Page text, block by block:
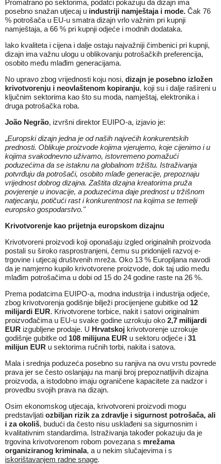
Promatrano po sektorima, podatci pokazuju da dizajn ima
posebno snažan utjecaj u industriji namještaja i mode. Čak 76
% potrošača u EU-u smatra dizajn vrlo važnim pri kupnji
namještaja, a 66 % pri kupnji odjeće i modnih dodataka.
Iako kvaliteta i cijena i dalje ostaju najvažniji čimbenici pri kupnji,
dizajn ima važnu ulogu u oblikovanju potrošačkih preferencija,
osobito među mlađim generacijama.
No upravo zbog vrijednosti koju nosi, dizajn je posebno izložen
krivotvorenju i neovlaštenom kopiranju, koji su i dalje rašireni u
ključnim sektorima kao što su moda, namještaj, elektronika i
druga potrošačka roba.
João Negrão, izvršni direktor EUIPO-a, izjavio je:
„Europski dizajn jedna je od naših najvećih konkurentskih
prednosti. Oblikuje proizvode kojima vjerujemo, koje cijenimo i u
kojima svakodnevno uživamo, istovremeno pomažući
poduzećima da se istaknu na globalnom tržištu. Istraživanja
potvrđuju da potrošači, osobito mlađe generacije, prepoznaju
vrijednost dobrog dizajna. Zaštita dizajna kreatorima pruža
povjerenje u inovacije, a poduzećima daje prednost u tržišnom
natjecanju, potičući rast i konkurentnost na kojima se temelji
europsko gospodarstvo."
Krivotvorenje kao prijetnja europskom dizajnu
Krivotvoreni proizvodi koji oponašaju izgled originalnih proizvoda
postali su široko rasprostranjeni, čemu su pridonijeli razvoj e-
trgovine i utjecaj društvenih mreža. Oko 13 % Europljana navodi
da je namjerno kupilo krivotvorene proizvode, dok taj udio među
mlađim potrošačima u dobi od 15 do 24 godine raste na 26 %.
Prema podatcima EUIPO-a, modna industrija i industrija odjeće,
zbog krivotvorenja godišnje bilježi procijenjene gubitke od 12
milijardi EUR. Krivotvorene torbice, nakit i satovi originalnim
proizvođačima u EU-u svake godine uzrokuju oko 2,7 milijardi
EUR izgubljene prodaje. U Hrvatskoj krivotvorenje uzrokuje
godišnje gubitke od 108 milijuna EUR u sektoru odjeće i 31
milijun EUR u sektorima ručnih torbi, nakita i satova.
Mala i srednja poduzeća posebno su ranjiva na ovu vrstu povrede
prava jer se često oslanjaju na manji broj prepoznatljivih dizajna
proizvoda, a istodobno imaju ograničene kapacitete za nadzor i
provedbu svojih prava na dizajn.
Osim ekonomskog utjecaja, krivotvoreni proizvodi mogu
predstavljati ozbiljan rizik za zdravlje i sigurnost potrošača, ali
i za okoliš, budući da često nisu usklađeni sa sigurnosnim i
kvalitativnim standardima. Istraživanja također pokazuju da je
trgovina krivotvorenom robom povezana s mrežama
organiziranog kriminala, a u nekim slučajevima i s
iskorištavanjem radne snage.